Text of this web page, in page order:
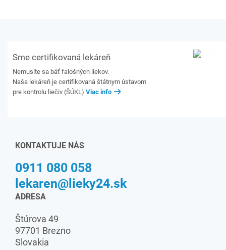
Sme certifikovaná lekáreň
Nemusíte sa báť falošných liekov.
Naša lekáreň je certifikovaná štátnym ústavom
pre kontrolu liečiv (ŠÚKL) Viac info
KONTAKTUJE NÁS
0911 080 058
lekaren@lieky24.sk
ADRESA
Štúrova 49
97701 Brezno
Slovakia